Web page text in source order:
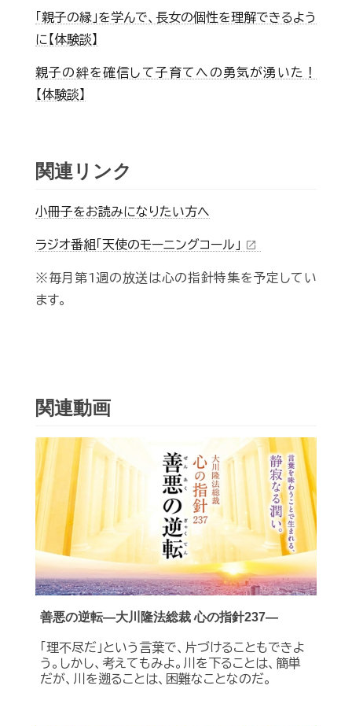
「親子の縁」を学んで、長女の個性を理解できるよう
に【体験談】
親子の絆を確信して子育てへの勇気が湧いた！
【体験談】
関連リンク
小冊子をお読みになりたい方へ
ラジオ番組「天使のモーニングコール」 open_in_new
※毎月第1週の放送は心の指針特集を予定してい
ます。
関連動画
善悪の逆転―大川隆法総裁 心の指針237―
「理不尽だ」という言葉で、片づけることもできよ
う。しかし、考えてもみよ。川を下ることは、簡単
だが、川を遡ることは、困難なことなのだ。